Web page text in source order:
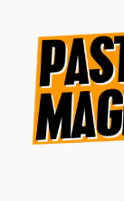
contenido